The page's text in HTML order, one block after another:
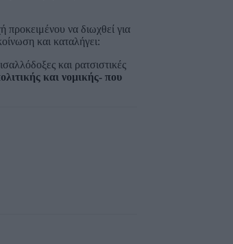
να διωχθεί για
και καταλήγει:
και ρατσιστικές
και νομικής- που